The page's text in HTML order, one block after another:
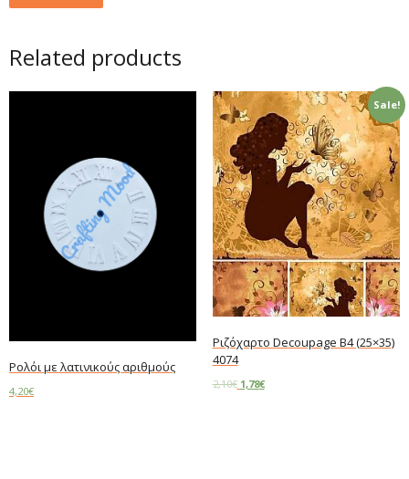
Related products
Ρολόι με λατινικούς αριθμούς
4,20€
Sale!
Ριζόχαρτο Decoupage B4 (25×35)
4074
2,10€ 1,78€